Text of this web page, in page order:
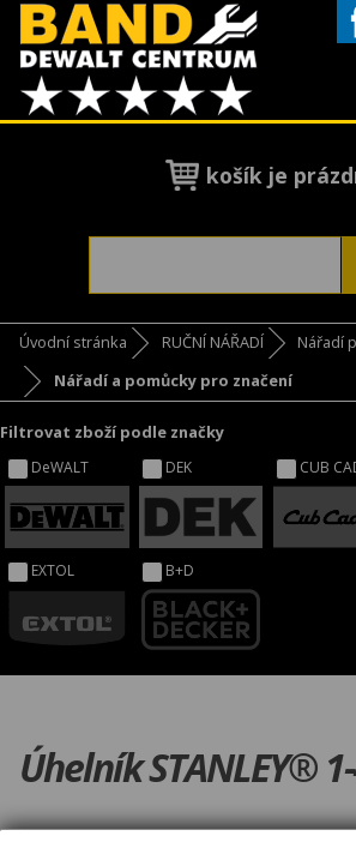
košík je
Úvodní stránka RUČNÍ NÁŘADÍ
Nářadí
Nářadí a pomůcky pro značení
Filtrovat zboží podle značky
DeWALT DEK CUB
EXTOL B+D
Úhelník STANLEY®